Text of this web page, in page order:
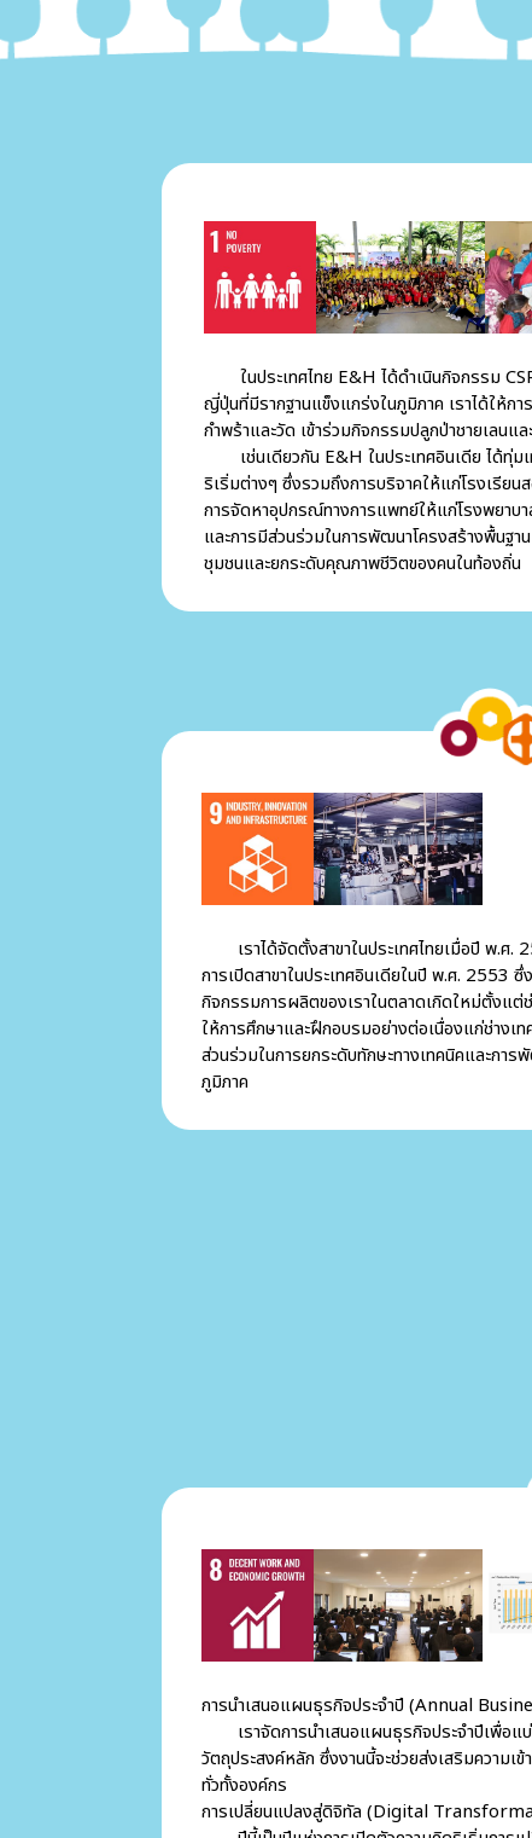
ในประเทศไทย E&H ได้ดำเนินกิจกรรม
ญี่ปุ่นที่มีรากฐานแข็งแกร่งในภูมิภาค เราได้ให้ก
กำพร้าและวัด เข้าร่วมกิจกรรมปลูกป่าชายเลนแ
เช่นเดียวกัน E&H ในประเทศอินเดีย ได้ทุ่ม
ริเริ่มต่างๆ ซึ่งรวมถึงการบริจาคให้แก่โรงเรีย
การจัดหาอุปกรณ์ทางการแพทย์ให้แก่โรงพยาบ
และการมีส่วนร่วมในการพัฒนาโครงสร้างพื้นฐ
ชุมชนและยกระดับคุณภาพชีวิตของคนในท้องถิ่น
เราได้จัดตั้งสาขาในประเทศไทยเมื่อปี พ.ศ.
การเปิดสาขาในประเทศอินเดียในปี พ.ศ. 2553 ซึ่
กิจกรรมการผลิตของเราในตลาดเกิดใหม่ตั้งแต่
ให้การศึกษาและฝึกอบรมอย่างต่อเนื่องแก่ช่างเท
ส่วนร่วมในการยกระดับทักษะทางเทคนิคและกา
ภูมิภาค
การนำเสนอแผนธุรกิจประจำปี (Annual
เราจัดการนำเสนอแผนธุรกิจประจำปีเพื่อแบ่
วัตถุประสงค์หลัก ซึ่งงานนี้จะช่วยส่งเสริมความเ
ทั่วทั้งองค์กร
การเปลี่ยนแปลงสู่ดิจิทัล (Digital